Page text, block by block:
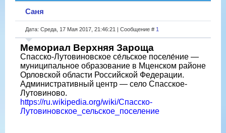
Саня
Дата: Среда, 17 Мая 2017, 21:46:21 | Сообщение # 1
Мемориал Верхняя Зароща
Спасско-Лутовиновское се́льское поселе́ние —
муниципальное образование в Мценском районе
Орловской области Российской Федерации.
Административный центр — село Спасское-
Лутовиново.
https://ru.wikipedia.org/wiki/Спасско-
Лутовиновское_сельское_поселение